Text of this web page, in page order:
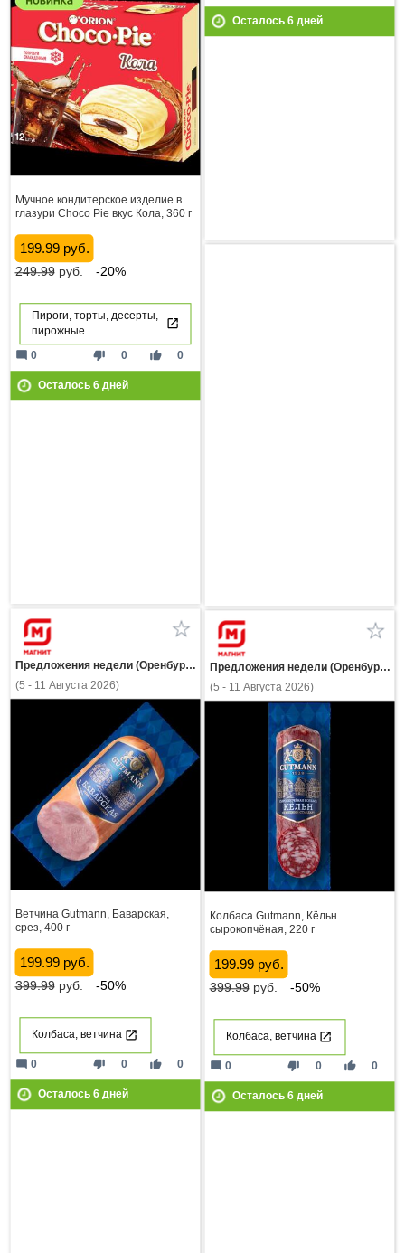
Осталось 6дней
Мучное кондитерское изделие в
глазури Choco Pie вкус Кола, 360 г
199.99 руб.
249.99руб. -20%
Пироги, торты, десерты,
пирожные
thumb_down 0 thumb_up 0
mode_comment 0
Осталось 6дней
Предложения недели (Оренбургская область)
(5 - 11 Августа 2026)
Ветчина Gutmann, Баварская,
срез, 400 г
199.99 руб.
399.99руб. -50%
Колбаса, ветчина
thumb_down 0 thumb_up 0
mode_comment 0
Осталось 6дней
Предложения недели (Оренбургская область)
(5 - 11 Августа 2026)
Колбаса Gutmann, Кёльн
сырокопчёная, 220 г
199.99 руб.
399.99руб. -50%
Колбаса, ветчина
thumb_down 0 thumb_up 0
mode_comment 0
Осталось 6дней